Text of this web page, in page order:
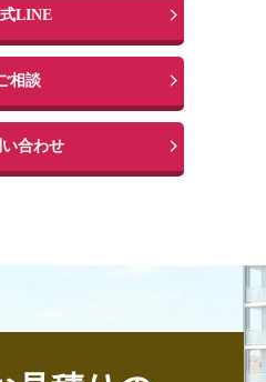
LINE
相談
合わせ